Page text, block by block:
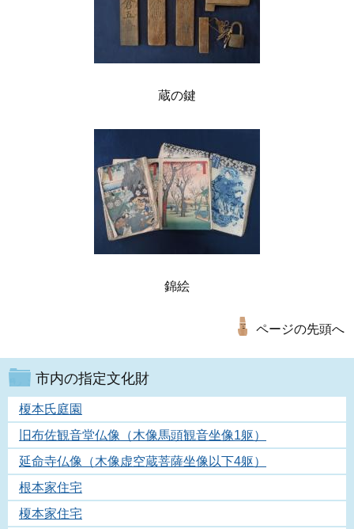
蔵の鍵
錦絵
ページの先頭へ
市内の指定文化財
榎本氏庭園
旧布佐観音堂仏像（木像馬頭観音坐像1躯）
延命寺仏像（木像虚空蔵菩薩坐像以下4躯）
根本家住宅
榎本家住宅